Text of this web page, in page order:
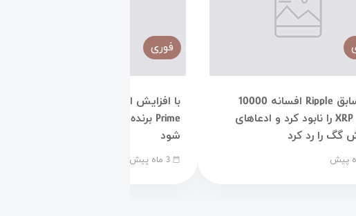
CTO سابق Ripple افسانه 10000
دلاری XRP را نابود کرد و ادعاهای
گگ را رد کرد
فوری
Prime برنده جایزه برتر کارگزار می
شود
date_range 3 ماه پیش